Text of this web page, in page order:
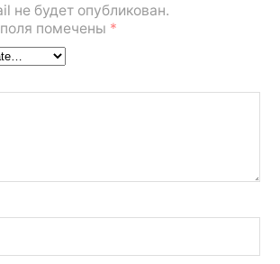
не будет опубликован.
помечены *